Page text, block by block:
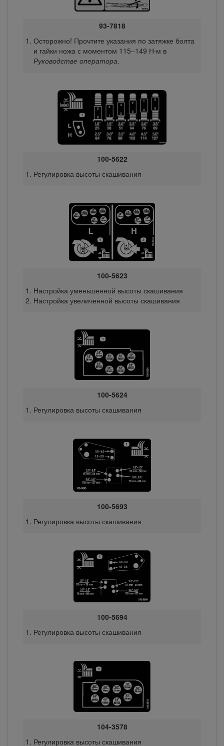
93-7818
Осторожно! Прочтите указания по затяжке болта
и гайки ножа с моментом 115–149 Н∙м в
Руководстве оператора.
100-5622
Регулировка высоты скашивания
100-5623
Настройка уменьшенной высоты скашивания
Настройка увеличенной высоты скашивания
100-5624
Регулировка высоты скашивания
100-5693
Регулировка высоты скашивания
100-5694
Регулировка высоты скашивания
104-3578
Регулировка высоты скашивания